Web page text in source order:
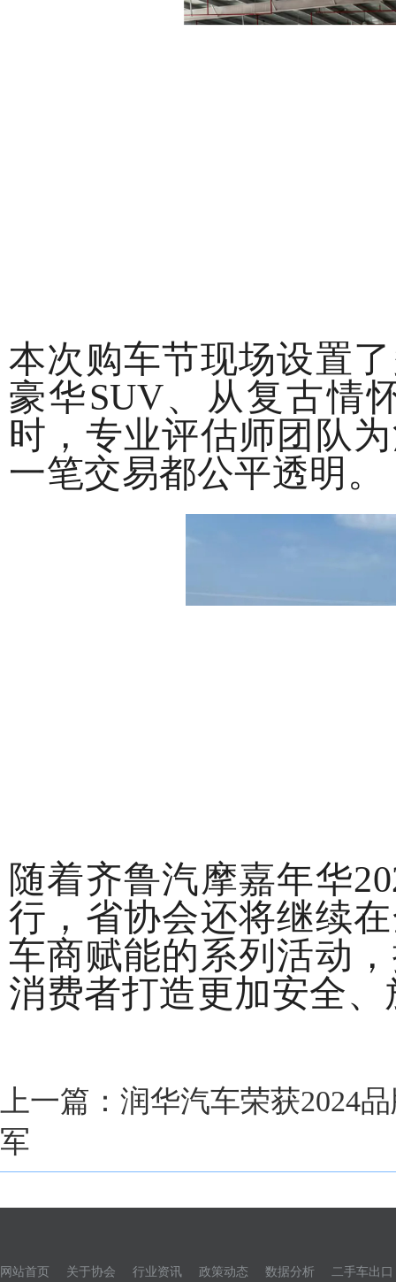
本次购车节现场设置
豪华SUV、从复古情
时，专业评估师团队
一笔交易都公平透明。
随着齐鲁汽摩嘉年华
行，省协会还将继续
车商赋能的系列活动
消费者打造更加安全
上一篇： 润华汽车荣获2024
军
网站首页 关于协会 行业资讯 政策动态 数据分析 二手车出口